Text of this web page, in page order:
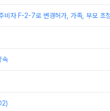
비자 F-2-7로 변경허가, 가족, 부모 초
속